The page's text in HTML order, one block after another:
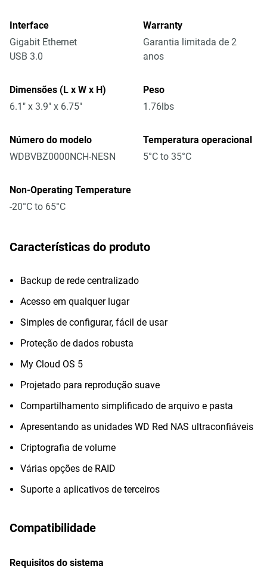
Interface
Gigabit Ethernet
USB 3.0
Warranty
Garantia limitada de 2
anos
Dimensões (L x W x H)
6.1" x 3.9" x 6.75"
Peso
1.76lbs
Número do modelo
WDBVBZ0000NCH-NESN
Temperatura operacional
5°C to 35°C
Non-Operating Temperature
-20°C to 65°C
Características do produto
Backup de rede centralizado
Acesso em qualquer lugar
Simples de configurar, fácil de usar
Proteção de dados robusta
My Cloud OS 5
Projetado para reprodução suave
Compartilhamento simplificado de arquivo e pasta
Apresentando as unidades WD Red NAS ultraconfiáveis
Criptografia de volume
Várias opções de RAID
Suporte a aplicativos de terceiros
Compatibilidade
Requisitos do sistema